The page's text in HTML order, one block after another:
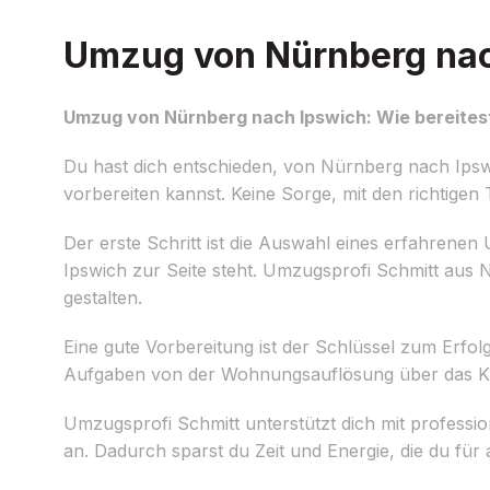
Umzug von Nürnberg
Umzug von Nürnberg nach Ipswich: Wie
Du hast dich entschieden, von Nürnberg nach
vorbereiten kannst. Keine Sorge, mit den
Der erste Schritt ist die Auswahl eines
Ipswich zur Seite steht. Umzugsprofi Schmitt aus
gestalten.
Eine gute Vorbereitung ist der Schlüssel zum
Aufgaben von der Wohnungsauflösung über das
Umzugsprofi Schmitt unterstützt dich mit
an. Dadurch sparst du Zeit und Energie, die du